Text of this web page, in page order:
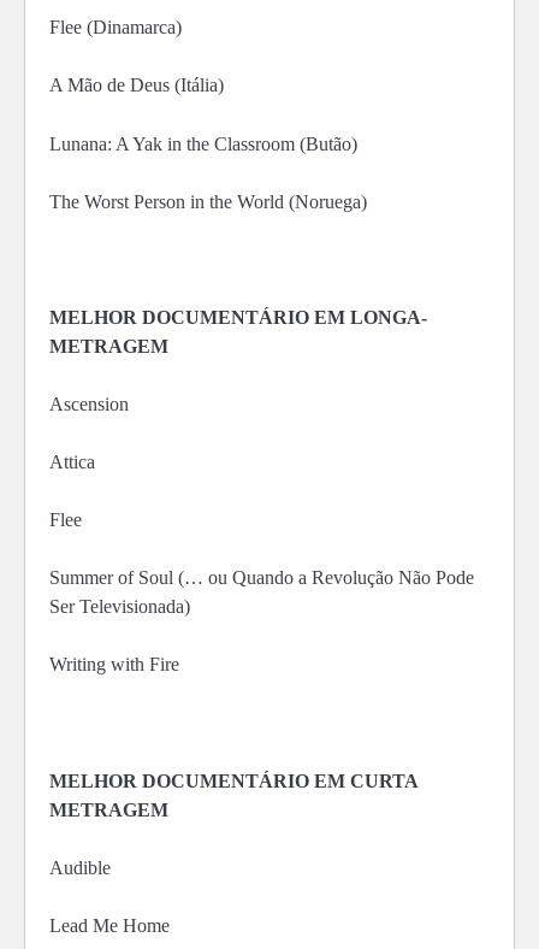
Flee (Dinamarca)
A Mão de Deus (Itália)
Lunana: A Yak in the Classroom (Butão)
The Worst Person in the World (Noruega)
MELHOR DOCUMENTÁRIO EM LONGA-
METRAGEM
Ascension
Attica
Flee
Summer of Soul (… ou Quando a Revolução Não Pode
Ser Televisionada)
Writing with Fire
MELHOR DOCUMENTÁRIO EM CURTA
METRAGEM
Audible
Lead Me Home